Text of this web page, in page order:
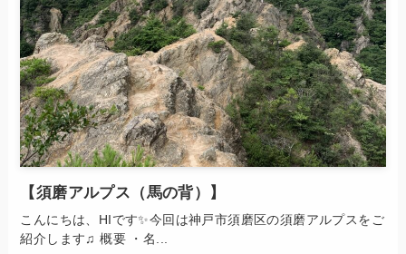
【須磨アルプス（馬の背）】
こんにちは、HIです✨今回は神戸市須磨区の須磨アルプスをご
紹介します♫ 概要 ・名...